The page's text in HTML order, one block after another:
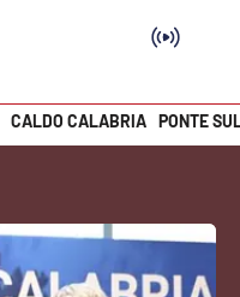
CALDO CALABRIA PONTE